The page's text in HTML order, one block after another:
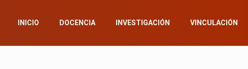
INICIO DOCENCIA INVESTIGACIÓN VINCULACIÓN